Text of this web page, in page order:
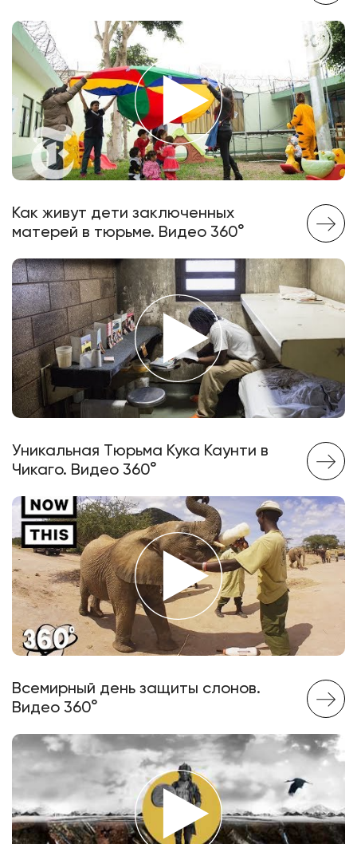
Как живут дети заключенных
матерей в тюрьме. Видео 360°
Уникальная Тюрьма Кука Каунти в
Чикаго. Видео 360°
Всемирный день защиты слонов.
Видео 360°